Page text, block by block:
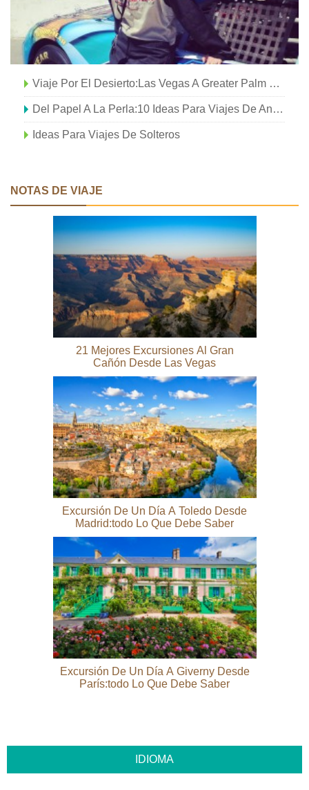
Viaje Por El Desierto:Las Vegas A Greater Palm Springs
Del Papel A La Perla:10 Ideas Para Viajes De Aniversario De Bodas
Ideas Para Viajes De Solteros
NOTAS DE VIAJE
21 Mejores Excursiones Al Gran
Cañón Desde Las Vegas
Excursión De Un Día A Toledo Desde
Madrid:todo Lo Que Debe Saber
Excursión De Un Día A Giverny Desde
París:todo Lo Que Debe Saber